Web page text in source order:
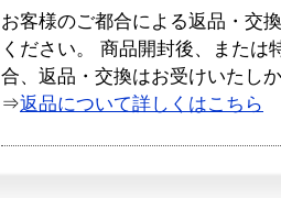
お客様のご都合による返品・交
ください。 商品開封後、または
合、返品・交換はお受けいたし
⇒返品について詳しくはこちら